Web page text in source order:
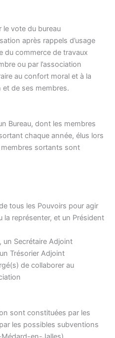
le vote du bureau
après rappels d’usage
du commerce de travaux
ou par l’association
au confort moral et à la
et de ses membres.
Bureau, dont les membres
chaque année, élus lors
membres sortants sont
tous les Pouvoirs pour agir
la représenter, et un Président
un Secrétaire Adjoint
Trésorier Adjoint
de collaborer au
sont constituées par les
les possibles subventions